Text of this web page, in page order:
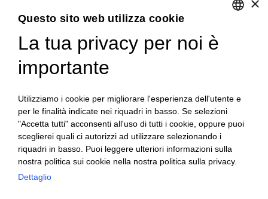
Copyright 2020© Regali Digusto è un marchio di Olio
10022 Carmagnola (TO) - PIVA 07980320019
Creato da:etinet.it
Questo sito web utilizza cookie
La tua privacy per noi è
importante
Utilizziamo i cookie per migliorare l'esperienza dell'utente e
per le finalità indicate nei riquadri in basso. Se selezioni
"Accetta tutti" acconsenti all'uso di tutti i cookie, oppure puoi
sceglierei quali ci autorizzi ad utilizzare selezionando i
riquadri in basso. Puoi leggere ulteriori informazioni sulla
nostra politica sui cookie nella nostra politica sulla privacy.
Dettaglio